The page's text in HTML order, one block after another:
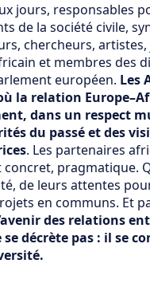
jours, responsables
de la société civile,
chercheurs, artistes,
et membres des
européen. Les
la relation
dans un respect
du passé et des
. Les partenaires
concret, pragmatique.
de leurs attentes
en communs. Et
des relations
décrète pas : il se